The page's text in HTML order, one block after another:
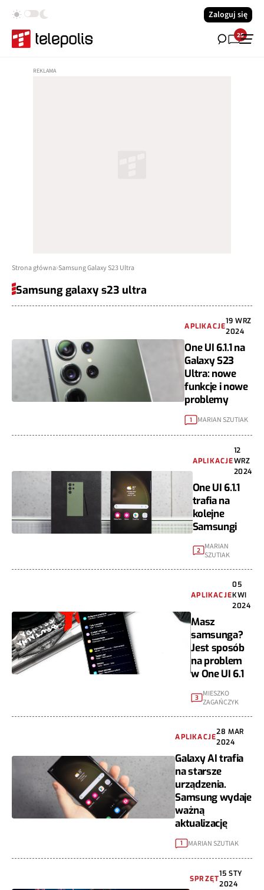
Zaloguj się
25
Strona główna Samsung Galaxy S23 Ultra
Samsung galaxy s23 ultra
APLIKACJE
19 WRZ
2024
One UI 6.1.1 na
Galaxy S23
Ultra: nowe
funkcje i nowe
problemy
1 MARIAN SZUTIAK
APLIKACJE
12
WRZ
2024
One UI 6.1.1
trafia na
kolejne
Samsungi
2
MARIAN
SZUTIAK
APLIKACJE
05
KWI
2024
Masz
samsunga?
Jest sposób
na problem
w One UI 6.1
3
MIESZKO
ZAGAŃCZYK
APLIKACJE
28 MAR
2024
Galaxy AI trafia
na starsze
urządzenia.
Samsung wydaje
ważną
aktualizację
1 MARIAN SZUTIAK
SPRZĘT
15 STY
2024